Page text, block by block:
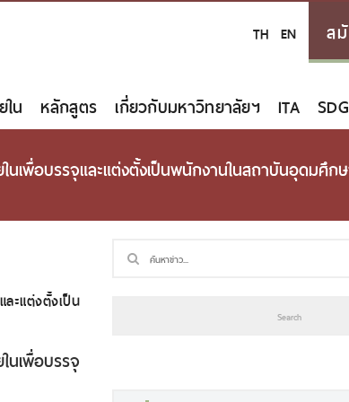
TH EN ส
น หลักสูตร เกี่ยวกับมหาวิทยาลัยฯ ITA SDG
เพื่อบรรจุและแต่งตั้งเป็นพนักงานในสถาบันอุดมศึก
ะแต่งตั้งเป็น
นเพื่อบรรจุ